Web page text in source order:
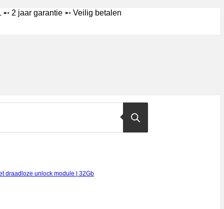
➵ 2 jaar garantie ➵ Veilig betalen
draadloze unlock module | 32Gb